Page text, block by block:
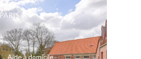
Aide à domicile